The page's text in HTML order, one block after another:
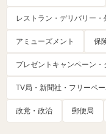
レストラン・デリバリー・
アミューズメント 保
プレゼントキャンペーン・
TV局・新聞社・フリーペ
政党・政治 郵便局